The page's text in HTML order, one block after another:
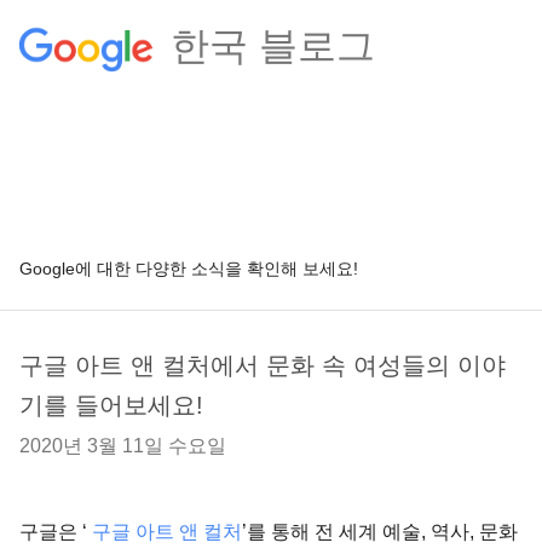
한국 블로그
Google에 대한 다양한 소식을 확인해 보세요!
구글 아트 앤 컬처에서 문화 속 여성들의 이야
기를 들어보세요!
2020년 3월 11일 수요일
구글은 ‘ 구글 아트 앤 컬처 ’를 통해 전 세계 예술, 역사, 문화